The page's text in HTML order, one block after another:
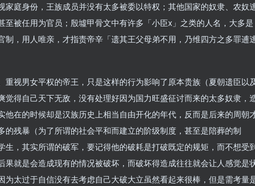
庭身份，王族成员并没有太多被委以特权；其他国家的奴隶、农奴
被任用为官员；殷墟甲骨文中有许多「小臣x」之类的人名，大多是
制，用人唯亲，才指责帝辛「遗其王父母弟不用，乃维四方之多罪逋
视男女平权的帝王，只是这样的行为影响了原本贵族（夏朝遗臣以
觉得自己天下无敌，没有处理好因为国力旺盛征讨而来的太多奴隶，
他在的时候却是汉族历史上相当自由开化的年代，反而是后来的周朝
残暴（为了所谓的社会平和而建立的阶级制度，甚至是陪葬的制
生，其实所谓的破军，要记得他的破耗是打破既定的规矩，而不想受
果就是会造成现有的情况被破坏，而破坏得造成往往就会让人感觉是
为太过于自信没有去考虑自己大破大立虽然看起来很棒，但是需考量